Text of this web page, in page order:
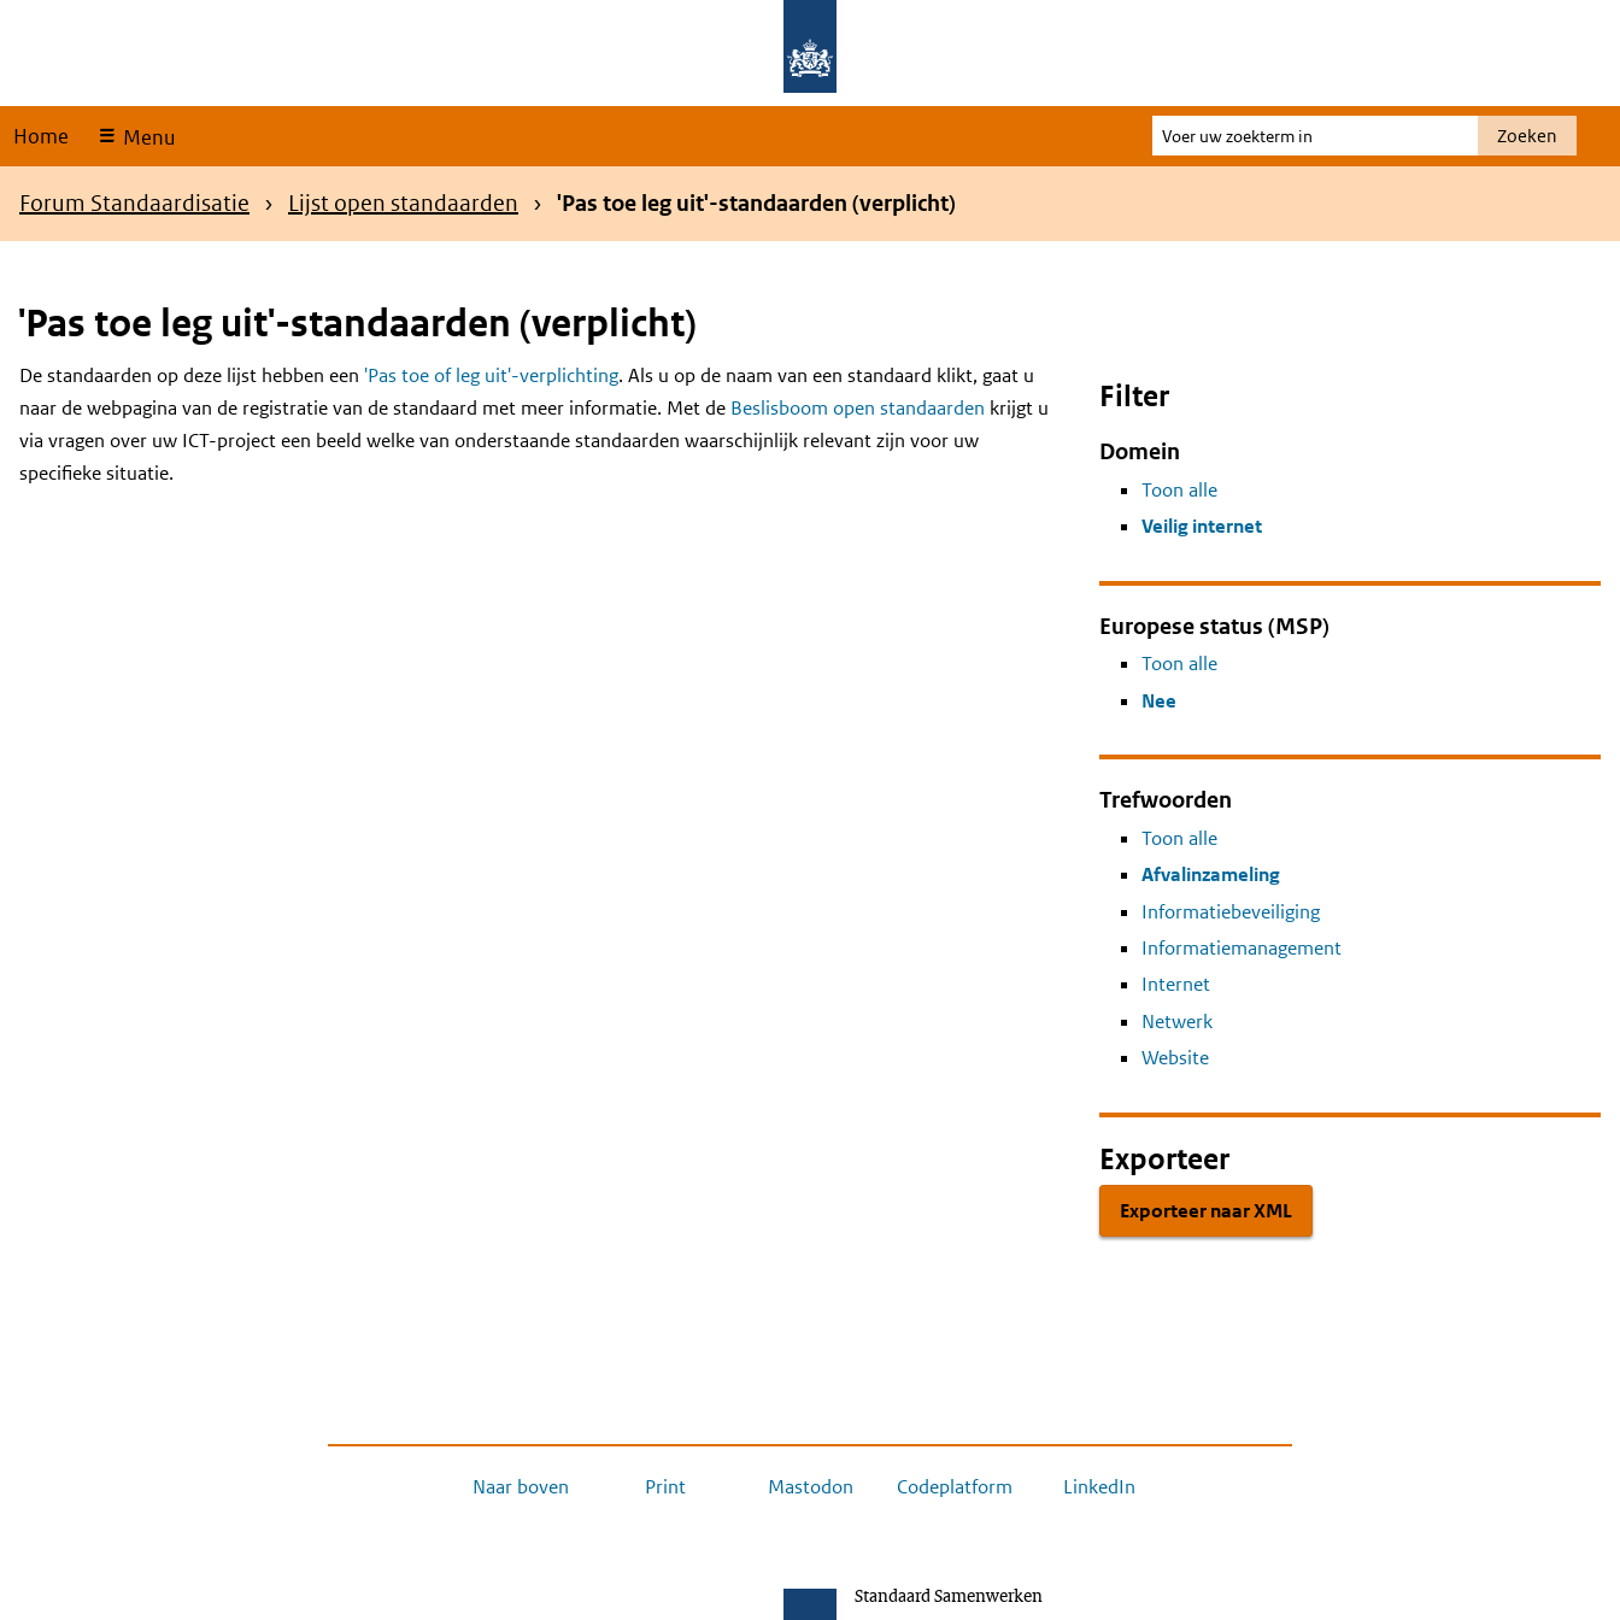
Home Menu
Voer
uw
Zoeken
Kruimelpad
Forum Standaardisatie Lijst open standaarden 'Pas toe leg uit'-standaarden (verplicht)
'Pas toe leg uit'-standaarden (verplicht)
Content
De standaarden op deze lijst hebben een 'Pas toe of leg uit'-verplichting. Als u op de naam van een standaard klikt, gaat u
naar de webpagina van de registratie van de standaard met meer informatie. Met de Beslisboom open standaarden krijgt u
via vragen over uw ICT-project een beeld welke van onderstaande standaarden waarschijnlijk relevant zijn voor uw
specifieke situatie.
Filter
Domein
Toon alle
Veilig internet
Europese status (MSP)
Toon alle
Nee
Trefwoorden
Toon alle
Afvalinzameling
Informatiebeveiliging
Informatiemanagement
Internet
Netwerk
Website
Exporteer
Exporteer naar XML
Naar boven Print Mastodon Codeplatform LinkedIn
Standaard Samenwerken